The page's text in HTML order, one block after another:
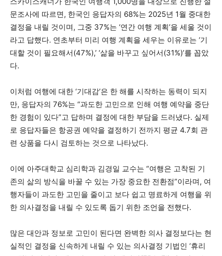
문조사에 따르면, 한국인 응답자의 68%는 2025년 1월 중대한
결정을 내릴 것이며, 그중 37%는 ‘연간 여행 계획’을 세울 것이
라고 답했다. 연초부터 미리 여행 계획을 세우는 이유로는 ‘기
대할 것이 필요해서(47%),’ ‘삶을 바꾸고 싶어서(31%)’를 꼽았
다.
이처럼 여행에 대한 ‘기대감’은 한 해를 시작하는 동력이 되지
만, 응답자의 76%는 “과도한 고민으로 인해 여행 예약을 중단
한 경험이 있다”고 답하며 결정에 대한 부담을 드러냈다. 실제
로 응답자들은 항공권 예약을 결정하기 전까지 평균 4.7회 관
련 상품을 다시 검토하는 것으로 나타났다.
이에 아주대학교 심리학과 김경일 교수는 “여행은 고착된 기
존의 삶의 방식을 바꿀 수 있는 가장 중요한 전환점”이라며, 여
행자들이 과도한 고민을 줄이고 보다 쉽고 명료하게 여행을 위
한 의사결정을 내릴 수 있도록 돕기 위한 조언을 전했다.
많은 대안과 정보로 고민이 된다면 완벽한 의사 결정보다는 현
실적인 결정을 신속하게 내릴 수 있는 의사결정 기법인 ‘휴리